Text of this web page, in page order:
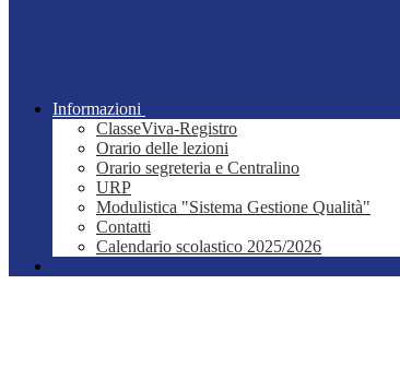
Informazioni
ClasseViva-Registro
Orario delle lezioni
Orario segreteria e Centralino
URP
Modulistica "Sistema Gestione Qualità"
Contatti
Calendario scolastico 2025/2026